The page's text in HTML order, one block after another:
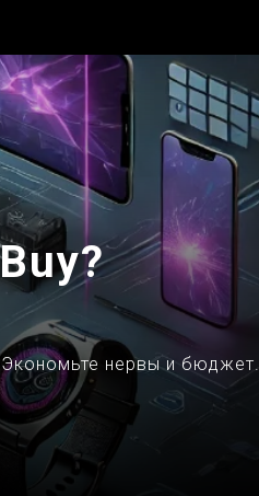
нервы и бюджет.